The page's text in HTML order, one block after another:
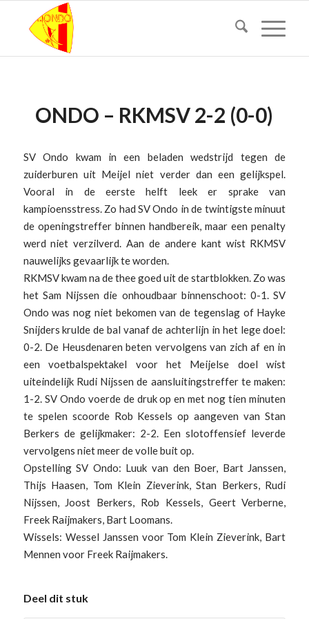
ONDO – RKMSV 2-2 (0-0)
SV Ondo kwam in een beladen wedstrijd tegen de
zuiderburen uit Meijel niet verder dan een gelijkspel.
Vooral in de eerste helft leek er sprake van
kampioensstress. Zo had SV Ondo in de twintigste minuut
de openingstreffer binnen handbereik, maar een penalty
werd niet verzilverd. Aan de andere kant wist RKMSV
nauwelijks gevaarlijk te worden.
RKMSV kwam na de thee goed uit de startblokken. Zo was
het Sam Nijssen die onhoudbaar binnenschoot: 0-1. SV
Ondo was nog niet bekomen van de tegenslag of Hayke
Snijders krulde de bal vanaf de achterlijn in het lege doel:
0-2. De Heusdenaren beten vervolgens van zich af en in
een voetbalspektakel voor het Meijelse doel wist
uiteindelijk Rudi Nijssen de aansluitingstreffer te maken:
1-2. SV Ondo voerde de druk op en met nog tien minuten
te spelen scoorde Rob Kessels op aangeven van Stan
Berkers de gelijkmaker: 2-2. Een slotoffensief leverde
vervolgens niet meer de volle buit op.
Opstelling SV Ondo: Luuk van den Boer, Bart Janssen,
Thijs Haasen, Tom Klein Zieverink, Stan Berkers, Rudi
Nijssen, Joost Berkers, Rob Kessels, Geert Verberne,
Freek Raijmakers, Bart Loomans.
Wissels: Wessel Janssen voor Tom Klein Zieverink, Bart
Mennen voor Freek Raijmakers.
Deel dit stuk